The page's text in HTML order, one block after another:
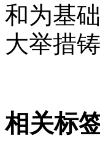
和为基
大举措
相关标